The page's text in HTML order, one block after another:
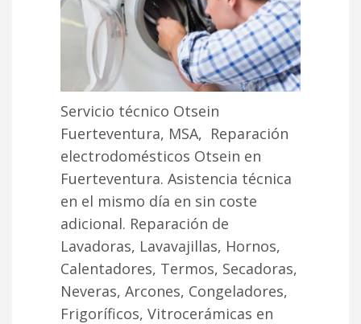
Servicio técnico Otsein
Fuerteventura, MSA, Reparación
electrodomésticos Otsein en
Fuerteventura. Asistencia técnica
en el mismo día en sin coste
adicional. Reparación de
Lavadoras, Lavavajillas, Hornos,
Calentadores, Termos, Secadoras,
Neveras, Arcones, Congeladores,
Frigoríficos, Vitrocerámicas en